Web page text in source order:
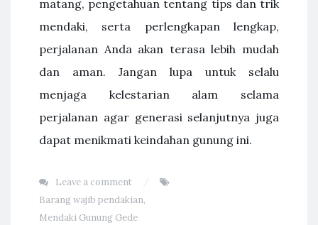
matang, pengetahuan tentang tips dan trik
mendaki, serta perlengkapan lengkap,
perjalanan Anda akan terasa lebih mudah
dan aman. Jangan lupa untuk selalu
menjaga kelestarian alam selama
perjalanan agar generasi selanjutnya juga
dapat menikmati keindahan gunung ini.
Leave a comment
Barang wajib pendakian,
Mendaki Gunung Gede